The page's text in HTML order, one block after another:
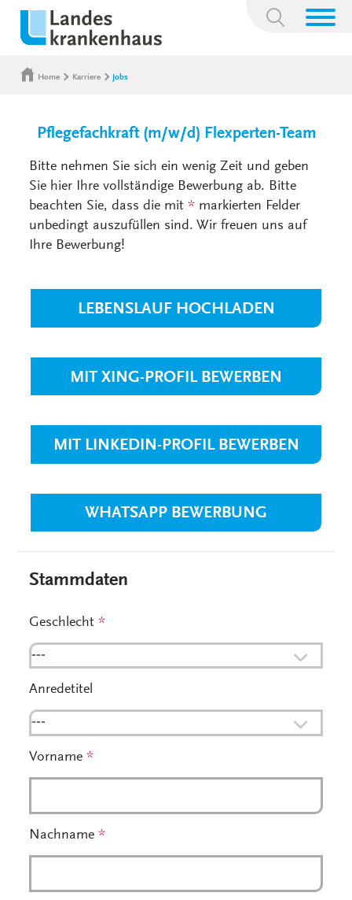
Suchbegriff:
Home Karriere Jobs
Pflegefachkraft (m/w/d) Flexperten-Team
Bitte nehmen Sie sich ein wenig Zeit und geben
Sie hier Ihre vollständige Bewerbung ab. Bitte
beachten Sie, dass die mit* markierten Felder
unbedingt auszufüllen sind. Wir freuen uns auf
Ihre Bewerbung!
LEBENSLAUF HOCHLADEN
MIT XING-PROFIL BEWERBEN
MIT LINKEDIN-PROFIL BEWERBEN
WHATSAPP BEWERBUNG
Stammdaten
Geschlecht*
---
Anredetitel
---
Vorname*
Nachname*